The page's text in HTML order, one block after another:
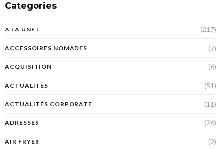
Categories
A LA UNE ! (217)
ACCESSOIRES NOMADES (7)
ACQUISITION (6)
ACTUALITÉS (51)
ACTUALITÉS CORPORATE (11)
ADRESSES (26)
AIR FRYER (2)